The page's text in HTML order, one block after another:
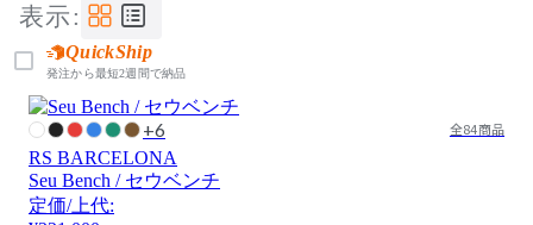
表示:
QuickShip
発注から最短2週間で納品
+6 全84商品
RS BARCELONA
Seu Bench / セウベンチ
定価/上代: